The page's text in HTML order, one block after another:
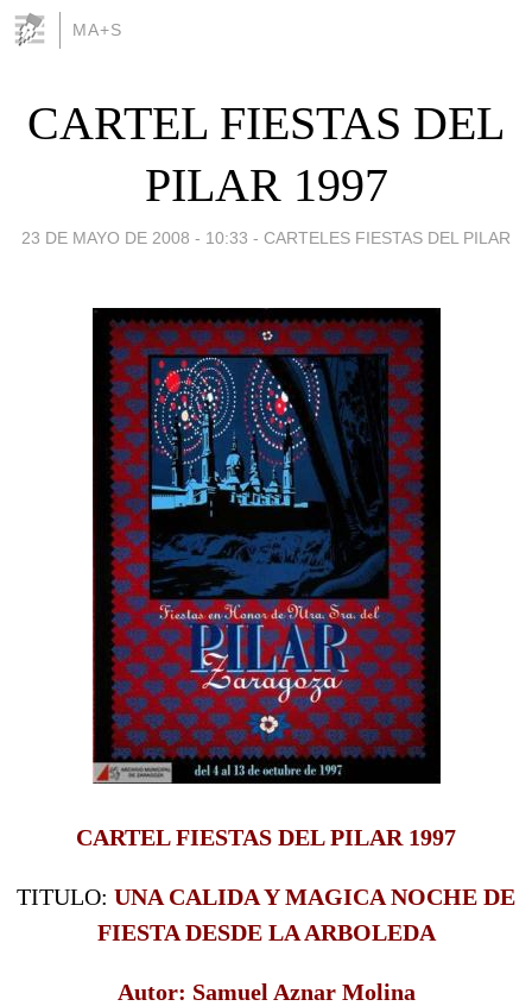
MA+S
CARTEL FIESTAS DEL
PILAR 1997
23 DE MAYO DE 2008 - 10:33 - CARTELES FIESTAS DEL PILAR
CARTEL FIESTAS DEL PILAR 1997
TITULO: UNA CALIDA Y MAGICA NOCHE DE
FIESTA DESDE LA ARBOLEDA
Autor: Samuel Aznar Molina